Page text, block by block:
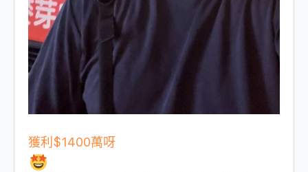
獲利$1400萬呀